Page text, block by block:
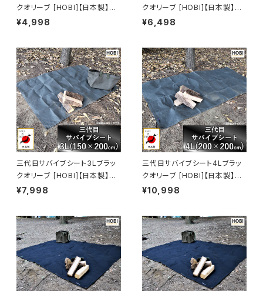
クオリーブ [HOBI]【日本製】グ
ランドシート 極軽上質帆布 撥水
テントシート タープ 陣幕 キャン
プ 焚火 風避け アウトドアレジ
ャー マット 軍幕 [MADE IN JA
PAN]
¥4,998
クオリーブ [HOBI]【日本製】グ
ランドシート 極軽上質帆布 撥水
テントシート タープ 陣幕 キャン
プ 焚火 風避け アウトドア レジ
ャーシート マット 軍幕 [MADE I
N JAPAN]
¥6,498
三代目サバイブシート3Lブラッ
クオリーブ [HOBI]【日本製】グ
ランドシート 極軽上質帆布 撥水
テントシート タープ 陣幕 キャン
プ 焚火 風避け アウトドア レジ
ャーシート マット 軍幕 [MADE I
N JAPAN]
¥7,998
三代目サバイブシート4Lブラッ
クオリーブ [HOBI]【日本製】グ
ランドシート 極軽上質帆布 撥水
テントシート タープ 陣幕 キャン
プ 焚火 風避け アウトドア レジ
ャーシート マット 軍幕 [MADE I
N JAPAN]
¥10,998